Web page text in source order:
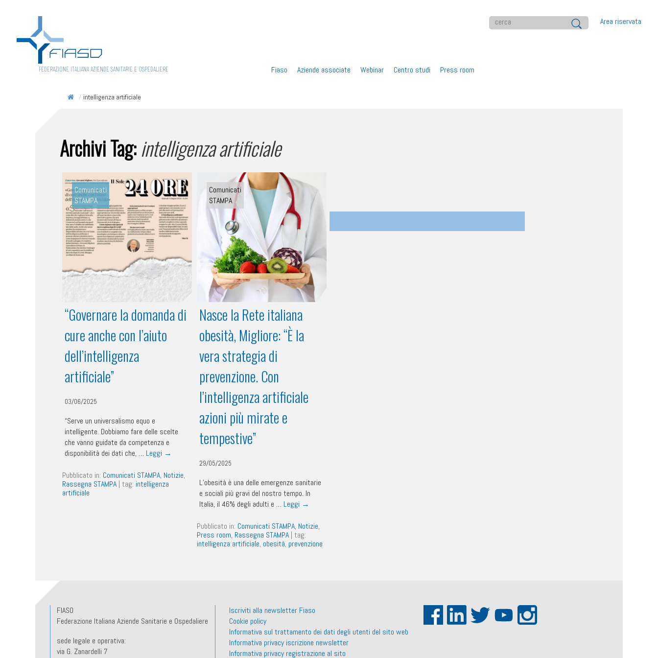
Area riservata
FEDERAZIONE ITALIANA AZIENDE SANITARIE E OSPEDALIERE
Vai
Fiaso Aziende associate Webinar Centro studi Press room
/ intelligenza artificiale
Archivi Tag:intelligenza artificiale
Comunicati
STAMPA
“Governare la domanda di
cure anche con l’aiuto
dell’intelligenza
artificiale”
03/06/2025
“Serve un universalismo equo e
intelligente. Dobbiamo fare delle scelte
che vanno guidate da competenza e
disponibilità dei dati che, … Leggi →
Pubblicato in: Comunicati STAMPA, Notizie,
Rassegna STAMPA | tag: intelligenza
artificiale
Comunicati
STAMPA
Nasce la Rete italiana
obesità, Migliore: “È la
vera strategia di
prevenzione. Con
l’intelligenza artificiale
azioni più mirate e
tempestive”
29/05/2025
L’obesità è una delle emergenze sanitarie
e sociali più gravi del nostro tempo. In
Italia, il 46% degli adulti e … Leggi →
Pubblicato in: Comunicati STAMPA, Notizie,
Press room, Rassegna STAMPA | tag:
intelligenza artificiale, obesità, prevenzione
FIASO
Federazione Italiana Aziende Sanitarie e Ospedaliere
sede legale e operativa:
via G. Zanardelli 7
Iscriviti alla newsletter Fiaso
Cookie policy
Informativa sul trattamento dei dati degli utenti del sito web
Informativa privacy iscrizione newsletter
Informativa privacy registrazione al sito